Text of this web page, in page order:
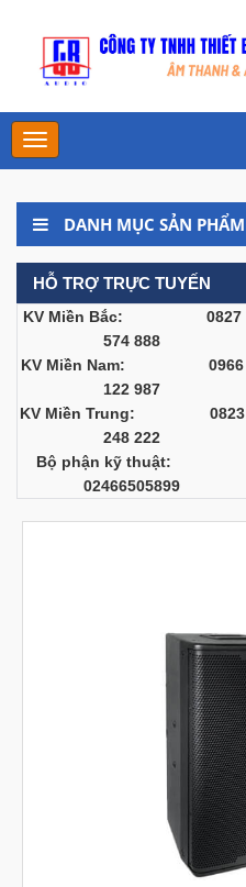
Main
Menu
DANH MỤC SẢN PHẨM
HỖ TRỢ TRỰC TUYẾN
KV Miền Bắc: 0827
574 888
KV Miền Nam: 0966
122 987
KV Miền Trung: 0823
248 222
Bộ phận kỹ thuật:
02466505899